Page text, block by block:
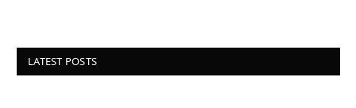
LATEST POSTS